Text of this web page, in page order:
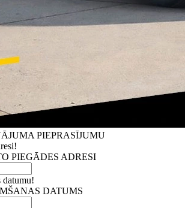
PIEPRASĪJUMU
PIEGĀDES ADRESI
datumu!
DATUMS